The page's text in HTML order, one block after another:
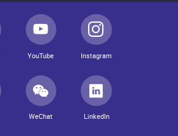
YouTube Instagram
WeChat LinkedIn